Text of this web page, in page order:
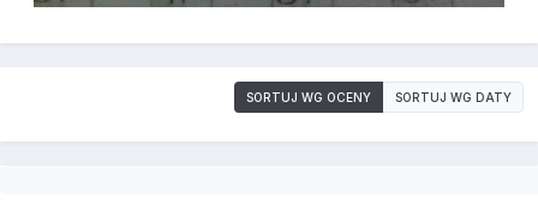
SORTUJ WG OCENY SORTUJ WG DATY